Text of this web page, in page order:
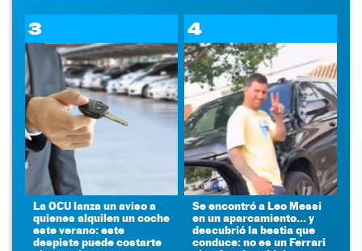
3
La OCU lanza un aviso a
quienes alquilen un coche
este verano: este
despiste puede costarte
4
Se encontró a Leo Messi
en un aparcamiento... y
descubrió la bestia que
conduce: no es un Ferrari